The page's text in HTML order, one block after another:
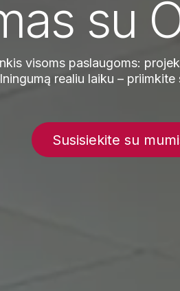
su
visoms paslaugoms:
realiu laiku –
Susisiekite su